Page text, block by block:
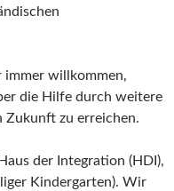
immer willkommen,
die Hilfe durch weitere
Zukunft zu erreichen.
der Integration (HDI),
Kindergarten). Wir